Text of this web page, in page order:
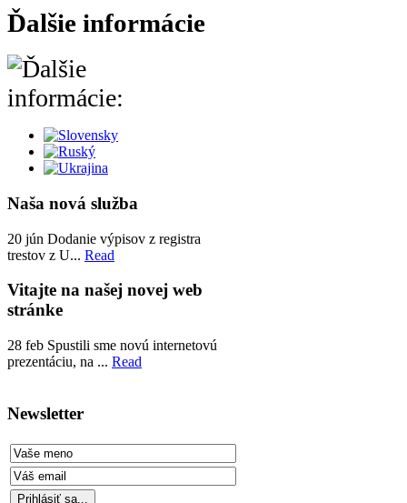
Ďalšie informácie
Naša nová služba
20 jún Dodanie výpisov z registra
trestov z U... Read
Vitajte na našej novej web
stránke
28 feb Spustili sme novú internetovú
prezentáciu, na ... Read
Newsletter